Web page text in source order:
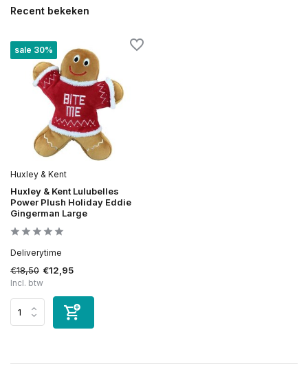
Recent bekeken
sale 30%
Huxley & Kent
Huxley & Kent Lulubelles
Power Plush Holiday Eddie
Gingerman Large
Deliverytime
€18,50 €12,95
Incl. btw